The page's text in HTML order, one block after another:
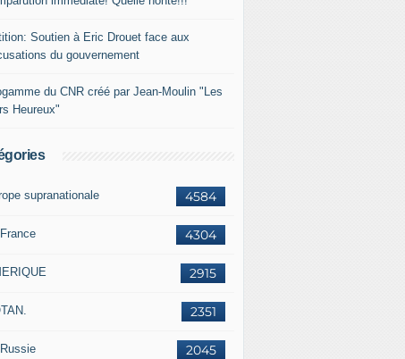
Soutien à Eric Drouet face aux
du gouvernement
du CNR créé par Jean-Moulin "Les
Heureux"
4584
supranationale
4304
2915
2351
2045